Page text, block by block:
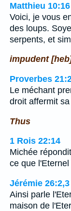
Matthieu 10:16
Voici, je vous
des loups.
serpents, et
impudent
Proverbes
Le méchant
droit affermit
Thus
1 Rois 22:14
Michée
ce que
Jérémie 26:2,3
Ainsi parle
maison de